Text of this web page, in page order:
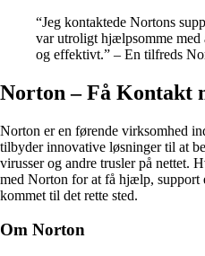
“Jeg kontaktede Nortons
var utroligt hjælpsomme med
og effektivt.” – En tilfreds
Norton – Få Kontakt
Norton er en førende virksomhed
tilbyder innovative løsninger til at
virusser og andre trusler på nettet.
med Norton for at få hjælp, support
kommet til det rette sted.
Om Norton